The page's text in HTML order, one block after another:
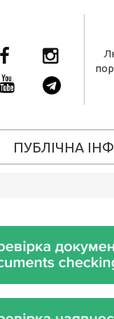
ПУБЛІЧНА